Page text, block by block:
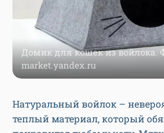
Домик для кошек из войлока.
market.yandex.ru
Натуральный войлок –
теплый материал, который